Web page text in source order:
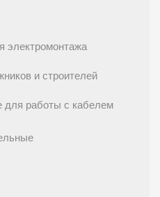
электромонтажа
и строителей
для работы с кабелем